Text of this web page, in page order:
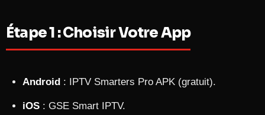
Étape 1 : Choisir Votre App
Android : IPTV Smarters Pro APK (gratuit).
iOS : GSE Smart IPTV.